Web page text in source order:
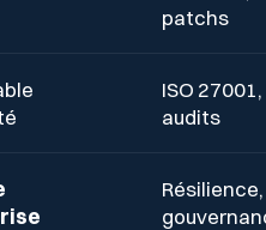
patchs
ISO 27001,
audits
Résilience,